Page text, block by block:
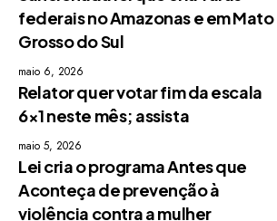
federais no Amazonas e em Mato
Grosso do Sul
maio 6, 2026
Relator quer votar fim da escala
6×1 neste mês; assista
maio 5, 2026
Lei cria o programa Antes que
Aconteça de prevenção à
violência contra a mulher